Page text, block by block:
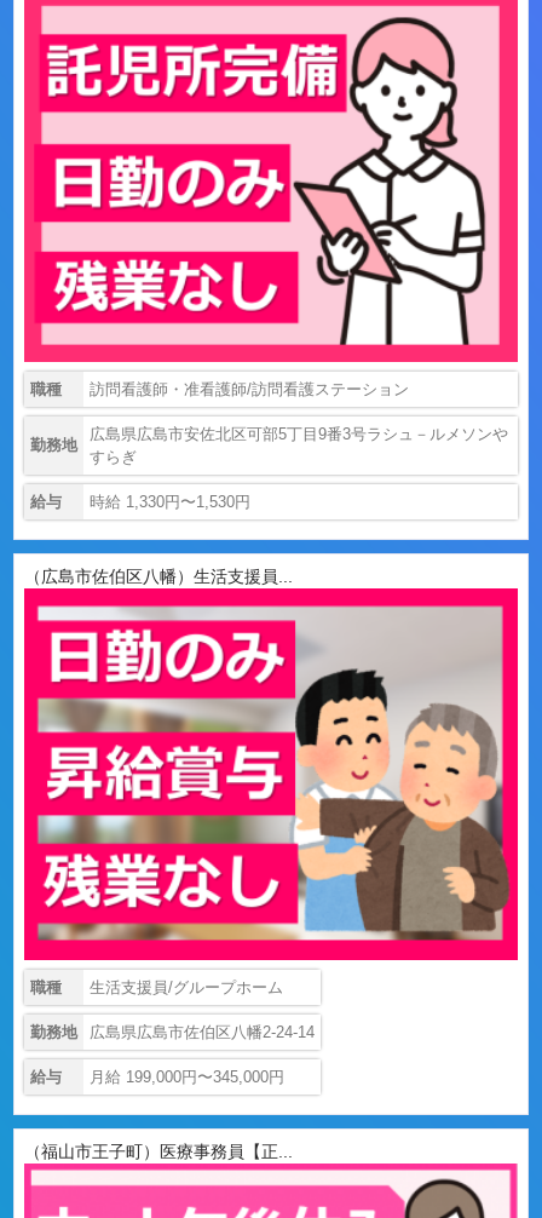
職種 訪問看護師・准看護師/訪問看護ステーション
勤務地
広島県広島市安佐北区可部5丁目9番3号ラシュ－ルメソンや
すらぎ
給与 時給 1,330円〜1,530円
（広島市佐伯区八幡）生活支援員...
職種 生活支援員/グループホーム
勤務地 広島県広島市佐伯区八幡2-24-14
給与 月給 199,000円〜345,000円
（福山市王子町）医療事務員【正...